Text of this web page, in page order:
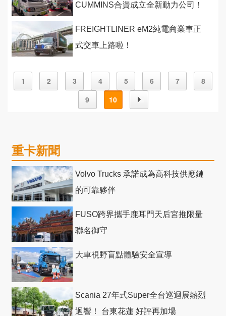
CUMMINS合資成立全新動力公司！
FREIGHTLINER eM2純電商業車正
式交車上路啦！
1 2 3 4 5 6 7
8
9
10
重卡新聞
Volvo Trucks 承諾成為高科技供應鏈
的可靠夥伴
FUSO跨界攜手鹿耳門天后宮推限量
聯名御守
大車視野盲點體驗安全宣導
Scania 27年式Super全台巡迴展熱烈
迴響！ 台東花蓮 好評再加場